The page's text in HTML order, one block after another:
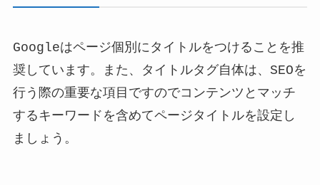
Googleはページ個別にタイトルをつけることを推
奨しています。また、タイトルタグ自体は、SEOを
行う際の重要な項目ですのでコンテンツとマッチ
するキーワードを含めてページタイトルを設定し
ましょう。